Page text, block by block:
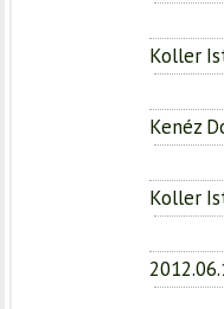
Koller
Kenéz
Koller